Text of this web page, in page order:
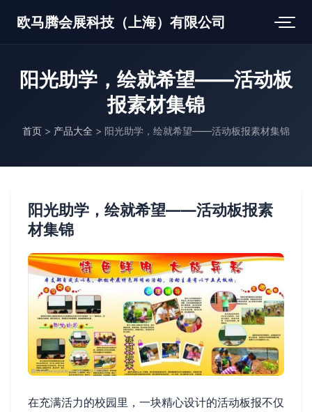
欧马腾会展科技（上海）有限公司
阳光助学，绘就希望——活动板
报素材集锦
首页 > 产品大全 > 阳光助学，绘就希望——活动板报素材集锦
阳光助学，绘就希望——活动板报素
材集锦
在充满活力的校园里，一块精心设计的活动板报不仅